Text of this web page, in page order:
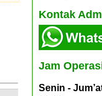
Kontak
Jam
Senin -